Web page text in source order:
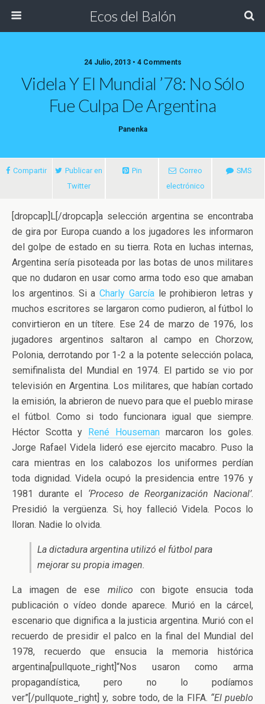
Ecos del Balón
24 Julio, 2013 • 4 Comments
Videla Y El Mundial ’78: No Sólo
Fue Culpa De Argentina
Panenka
Compartir
Publicar en
Twitter
Pin
Correo
electrónico
SMS
[dropcap]L[/dropcap]a selección argentina se encontraba
de gira por Europa cuando a los jugadores les informaron
del golpe de estado en su tierra. Rota en luchas internas,
Argentina sería pisoteada por las botas de unos militares
que no dudaron en usar como arma todo eso que amaban
los argentinos. Si aCharly Garcíale prohibieron letras y
muchos escritores se largaron como pudieron, al fútbol lo
convirtieron en un títere. Ese 24 de marzo de 1976, los
jugadores argentinos saltaron al campo en Chorzow,
Polonia, derrotando por 1-2 a la potente selección polaca,
semifinalista del Mundial en 1974. El partido se vio por
televisión en Argentina. Los militares, que habían cortado
la emisión, la abrieron de nuevo para que el pueblo mirase
el fútbol. Como si todo funcionara igual que siempre.
Héctor Scotta y René Housemanmarcaron los goles.
Jorge Rafael Videla lideró ese ejercito macabro. Puso la
cara mientras en los calabozos los uniformes perdían
toda dignidad. Videla ocupó la presidencia entre 1976 y
1981 durante el ‘Proceso de Reorganización Nacional’.
Presidió la vergüenza. Si, hoy falleció Videla. Pocos lo
lloran. Nadie lo olvida.
La dictadura argentina utilizó el fútbol para
mejorar su propia imagen.
La imagen de ese milico con bigote ensucia toda
publicación o vídeo donde aparece. Murió en la cárcel,
escenario que dignifica a la justicia argentina. Murió con el
recuerdo de presidir el palco en la final del Mundial del
1978, recuerdo que ensucia la memoria histórica
argentina[pullquote_right]“Nos usaron como arma
propagandística, pero no lo podíamos
ver”[/pullquote_right] y, sobre todo, de la FIFA. “El pueblo